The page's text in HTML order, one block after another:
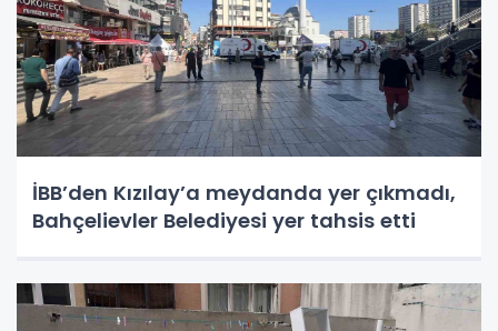
İBB’den Kızılay’a meydanda yer çıkmadı,
Bahçelievler Belediyesi yer tahsis etti